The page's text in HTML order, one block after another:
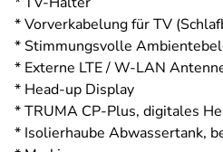
* Vorverkabelung für TV
* Stimmungsvolle
* Externe LTE / W-LAN
* Head-up Display
* TRUMA CP-Plus, digitales
* Isolierhaube Abwassertank,